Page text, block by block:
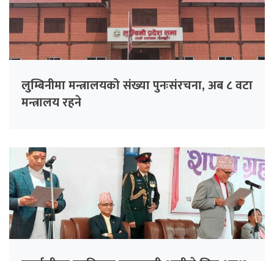
लुम्बिनीमा मन्त्रालयको संख्या पुनःसंरचना, अब ८ वटा
मन्त्रालय रहने